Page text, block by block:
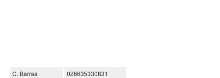
C. Barras
026635330831